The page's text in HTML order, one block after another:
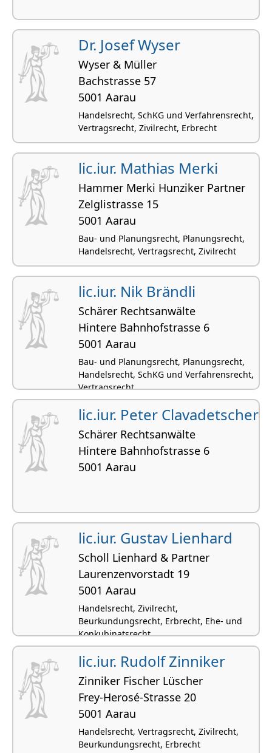
Dr. Josef Wyser
Wyser & Müller
Bachstrasse 57
5001 Aarau
Handelsrecht, SchKG und Verfahrensrecht,
Vertragsrecht, Zivilrecht, Erbrecht
lic.iur. Mathias Merki
Hammer Merki Hunziker Partner
Zelglistrasse 15
5001 Aarau
Bau- und Planungsrecht, Planungsrecht,
Handelsrecht, Vertragsrecht, Zivilrecht
lic.iur. Nik Brändli
Schärer Rechtsanwälte
Hintere Bahnhofstrasse 6
5001 Aarau
Bau- und Planungsrecht, Planungsrecht,
Handelsrecht, SchKG und Verfahrensrecht,
Vertragsrecht
lic.iur. Peter Clavadetscher
Schärer Rechtsanwälte
Hintere Bahnhofstrasse 6
5001 Aarau
lic.iur. Gustav Lienhard
Scholl Lienhard & Partner
Laurenzenvorstadt 19
5001 Aarau
Handelsrecht, Zivilrecht,
Beurkundungsrecht, Erbrecht, Ehe- und
Konkubinatsrecht
lic.iur. Rudolf Zinniker
Zinniker Fischer Lüscher
Frey-Herosé-Strasse 20
5001 Aarau
Handelsrecht, Vertragsrecht, Zivilrecht,
Beurkundungsrecht, Erbrecht